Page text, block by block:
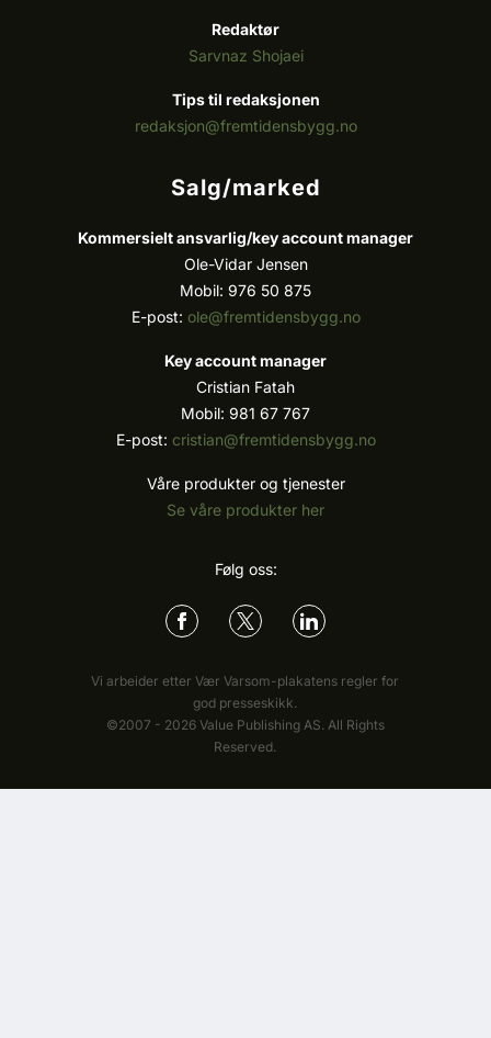
Redaktør
Sarvnaz Shojaei
Tips til redaksjonen
redaksjon@fremtidensbygg.no
Salg/marked
Kommersielt ansvarlig/key account manager
Ole-Vidar Jensen
Mobil: 976 50 875
E-post: ole@fremtidensbygg.no
Key account manager
Cristian Fatah
Mobil: 981 67 767
E-post: cristian@fremtidensbygg.no
Våre produkter og tjenester
Se våre produkter her
Følg oss:
Vi arbeider etter Vær Varsom-plakatens regler for
god presseskikk.
©2007 - 2026 Value Publishing AS. All Rights
Reserved.